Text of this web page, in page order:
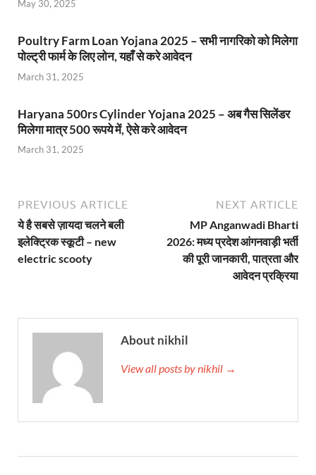
May 30, 2025
Poultry Farm Loan Yojana 2025 – सभी नागरिको को मिलेगा
पोल्ट्री फार्म के लिए लोन, यहाँ से करे आवेदन
March 31, 2025
Haryana 500rs Cylinder Yojana 2025 – अब गैस सिलेंडर
मिलेगा मात्र 500 रूपये में, ऐसे करे आवेदन
March 31, 2025
PREVIOUS ARTICLE
ये है सबसे ज़ायदा चलने बली
इलेक्ट्रिक स्कूटी – new
electric scooty
NEXT ARTICLE
MP Anganwadi Bharti
2026: मध्य प्रदेश आंगनवाड़ी भर्ती
की पूरी जानकारी, पात्रता और
आवेदन प्रक्रिया
About nikhil
View all posts by nikhil →